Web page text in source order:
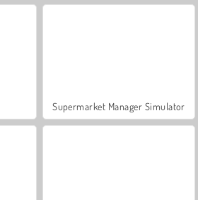
Supermarket Manager Simulator